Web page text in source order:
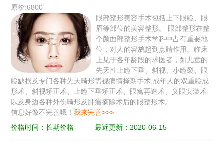
原价:6800
眼部整形美容手术包括上下眼睑、眼
眉等部位的美容整形。 眼部整形在整
个颜面部整形手术学科中占有重要地
位，对人的容貌起到点睛作用。临床
上见于各年龄段的求医者，如儿童的
先天性上睑下垂、斜视、小睑裂、眼
睑缺损及专门各种先天畸形需视病情择期手术;成年人的双重睑成
形术、斜视矫正术、上睑下垂矫正术、眼窝再造术、义眼安装术
以及身边各种外伤畸形及肿瘤摘除术后的眼整形术。
信息好像不完善哦！我来完善>>>
价格时间：长期价格
最近更新：2020-06-15